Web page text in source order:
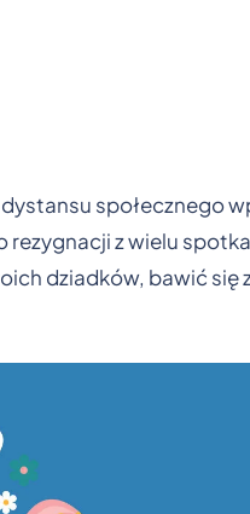
społecznego
rezygnacji z wielu
dziadków, bawić się